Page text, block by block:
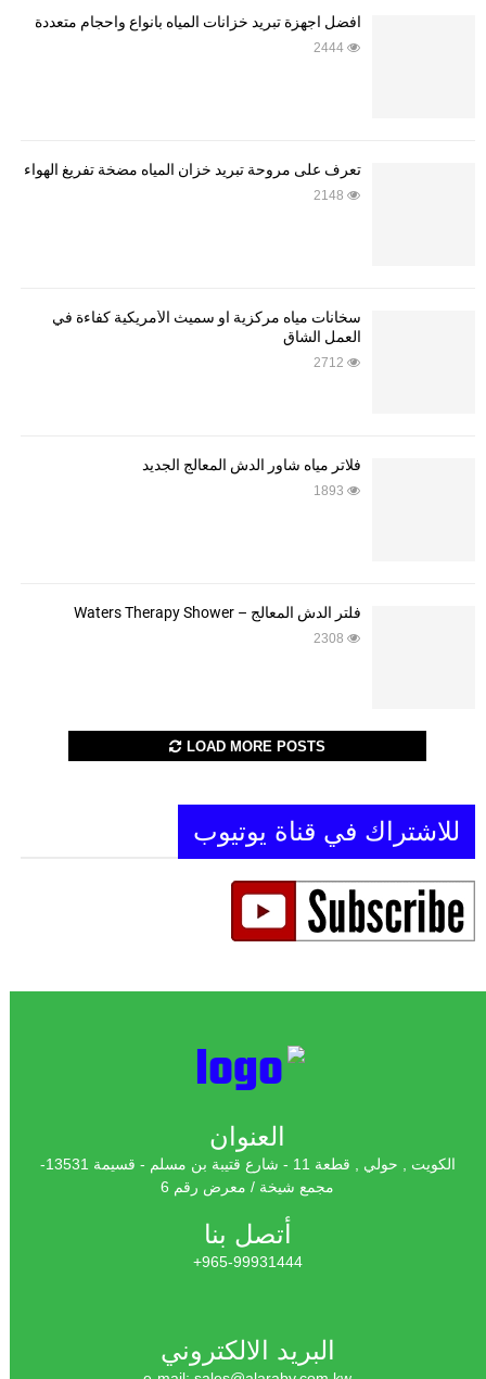
أفضل أجهزة تبريد خزانات المياه بأنواع وأحجام متعددة
2444
تعرف على مروحة تبريد خزان المياه مضخة تفريغ الهواء
2148
سخانات مياه مركزية او سميث الأمريكية كفاءة في
العمل الشاق
2712
فلاتر مياه شاور الدش المعالج الجديد
1893
فلتر الدش المعالج – Waters Therapy Shower
2308
LOAD MORE POSTS
للاشتراك في قناة يوتيوب
العنوان
الكويت , حولي , قطعة 11 - شارع قتيبة بن مسلم - قسيمة 13531-
مجمع شيخة / معرض رقم 6
أتصل بنا
965-99931444+
البريد الالكتروني